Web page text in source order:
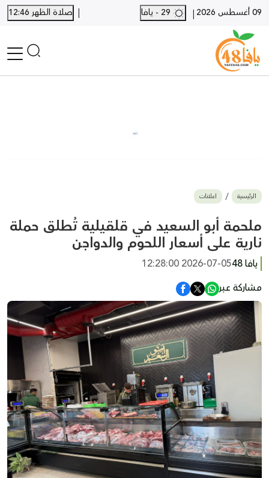
09 أغسطس 2026 |
| صلاة الظهر 12:46
بيع وشراء
أخبار القدس
وفيات
المزيد
ارسل خبر
الرئيسية اعلانات
ملحمة أبو السعيد في قلقيلية تُطلق حملة
نارية على أسعار اللحوم والدواجن
يافا 48
2026-07-05 12:28:00
مشاركة عبر